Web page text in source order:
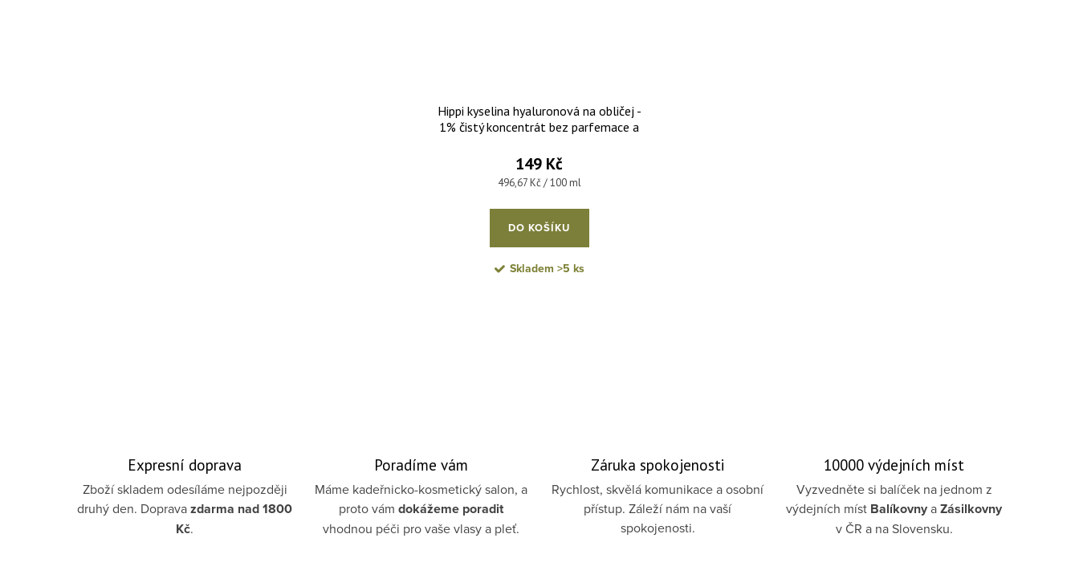
Hippi kyselina hyaluronová na obličej -
1% čistý koncentrát bez parfemace a
149 Kč
Měrná cena:
496,67 Kč / 100 ml
DO KOŠÍKU
Skladem >5 ks
Expresní doprava
Zboží skladem odesíláme nejpozději
druhý den. Dopravazdarma nad 1800
Kč.
Poradíme vám
Máme kadeřnicko-kosmetický salon, a
proto vámdokážeme poradit
vhodnou péči pro vaše vlasy a pleť.
Záruka spokojenosti
Rychlost, skvělá komunikace a osobní
přístup. Záleží nám na vaší
spokojenosti.
10000 výdejních míst
Vyzvedněte si balíček na jednom z
výdejních míst BalíkovnyaZásilkovny
v ČR a na Slovensku.